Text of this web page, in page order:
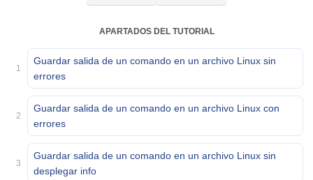
APARTADOS DEL TUTORIAL
1
Guardar salida de un comando en un archivo Linux sin
errores
2
Guardar salida de un comando en un archivo Linux con
errores
3
Guardar salida de un comando en un archivo Linux sin
desplegar info